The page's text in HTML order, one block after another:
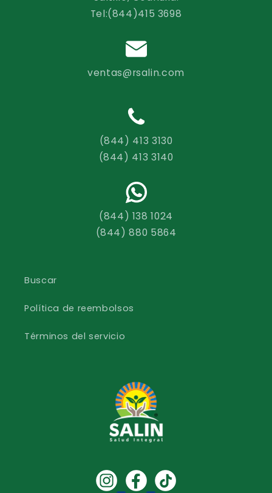
Tel:(844)415 3698
ventas@rsalin.com
(844) 413 3130
(844) 413 3140
(844) 138 1024
(844) 880 5864
Buscar
Política de reembolsos
Términos del servicio